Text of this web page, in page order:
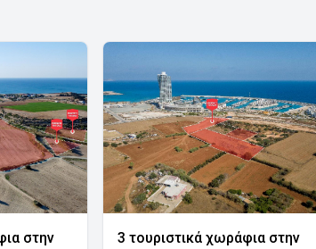
στην
3 τουριστικά χωράφια στην